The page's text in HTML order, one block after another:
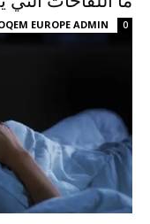
EUROPE ADMIN 0